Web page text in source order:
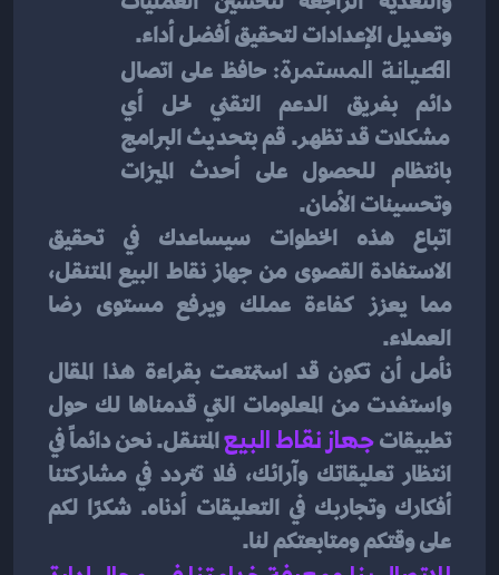
وتعديل الإعدادات لتحقيق أفضل أداء.
الصيانة المستمرة:
وتحسينات الأمان.
العملاء.
تطبيقاتجهاز نقاط البيع
على وقتكم ومتابعتكم لنا.